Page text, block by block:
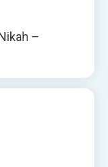
–